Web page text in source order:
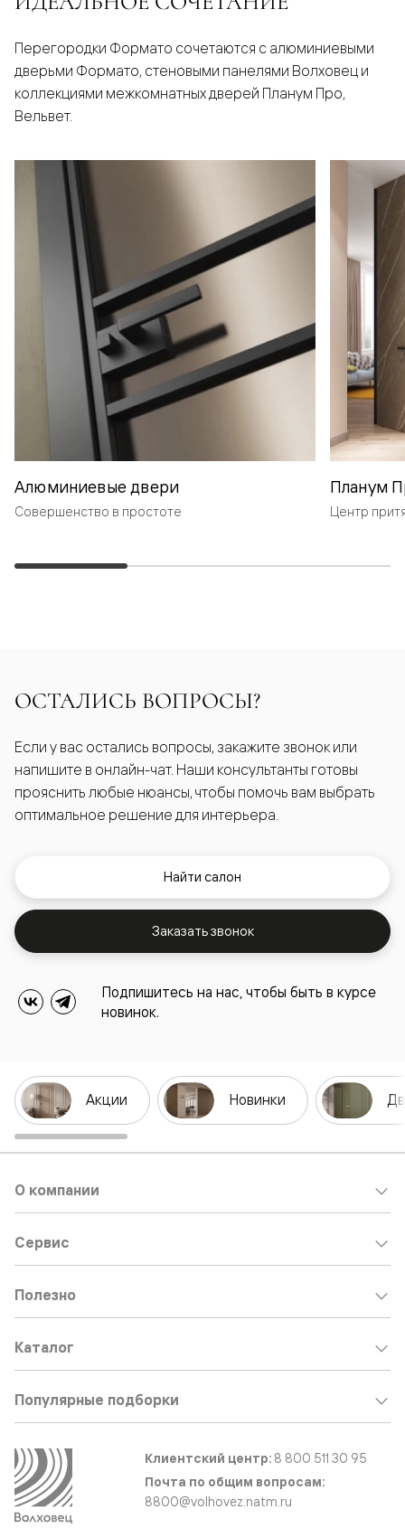
Перегородки Формато сочетаются с алюминиевыми
дверьми Формато, стеновыми панелями Волховец и
коллекциями межкомнатных дверей Планум Про,
Вельвет.
Алюминиевые двери
Совершенство в простоте
Планум
Центр
ОСТАЛИСЬ ВОПРОСЫ?
Если у вас остались вопросы, закажите звонок или
напишите в онлайн-чат. Наши консультанты готовы
прояснить любые нюансы, чтобы помочь вам выбрать
оптимальное решение для интерьера.
Найти салон
Заказать звонок
Подпишитесь на нас, чтобы быть в курсе
новинок.
Акции Новинки
О компании
Сервис
Полезно
Каталог
Популярные подборки
Клиентский центр: 8 800 511 30 95
Почта по общим вопросам:
8800@volhovez.natm.ru